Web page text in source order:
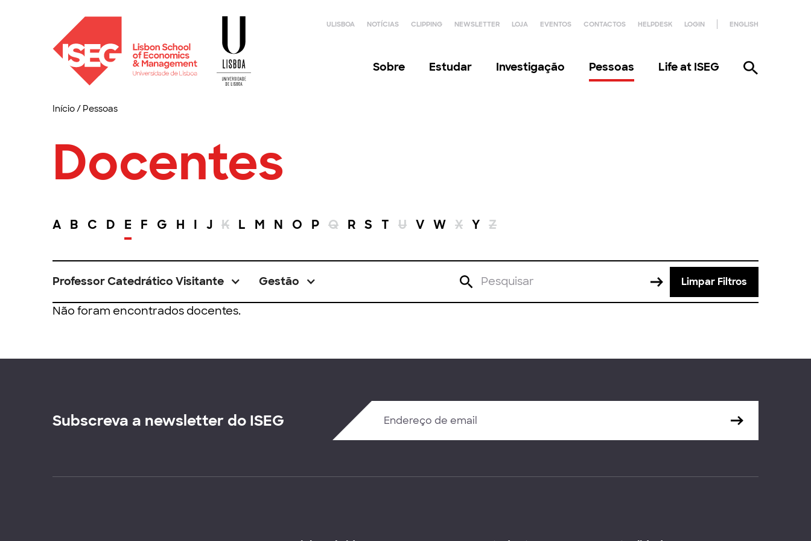
ULISBOA NOTÍCIAS CLIPPING NEWSLETTER LOJA EVENTOS CONTACTOS HELPDESK LOGIN ENGLISH
Sobre Estudar Investigação Pessoas Life at ISEG
Início/ Pessoas
Docentes
A B C D E F G H I J K L M N O P Q R S T U V W X Y Z
Professor Catedrático Visitante Gestão Limpar Filtros
Não foram encontrados docentes.
Subscreva a newsletter do ISEG